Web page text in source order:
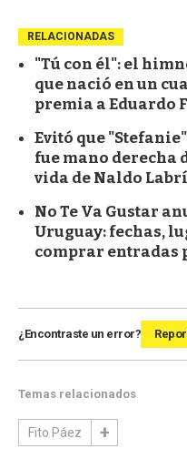
RELACIONADAS
"Tú con él": el
que nació en un
premia a Eduardo
Evitó que
fue mano derecha
vida de Naldo
No Te Va Gustar
Uruguay: fechas,
comprar entradas
¿Encontraste un error?
Temas relacionados
Fito Páez